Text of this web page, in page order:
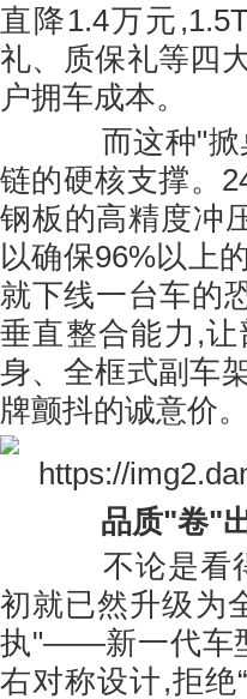
直降1.4万元
礼、质保礼等四
户拥车成本。
而这种"掀桌
链的硬核支撑。
钢板的高精度冲
以确保96%以上
就下线一台车的
垂直整合能力,
身、全框式副车
牌颤抖的诚意价。
品质"卷"
不论是看得
初就已然升级为
执"——新一代车
右对称设计,拒绝